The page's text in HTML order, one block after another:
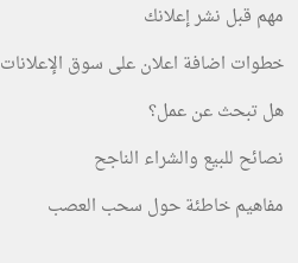
مهم قبل نشر إعلانك
خطوات اضافة اعلان على سوق الإعلانات
هل تبحث عن عمل؟
نصائح للبيع والشراء الناجح
مفاهيم خاطئة حول سحب العصب